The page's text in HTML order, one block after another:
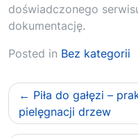
doświadczonego
dokumentację.
Posted in Bez kategorii
Nawigacja
wpisu
Piła do gałęzi –
pielęgnacji drzew